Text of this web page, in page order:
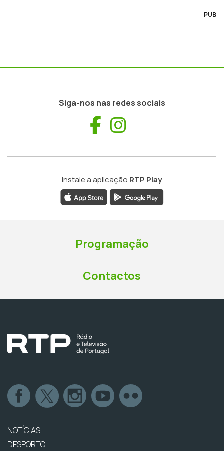
PUB
Siga-nos nas redes sociais
Facebook
Instale a aplicação RTP Play
Programação
Contactos
NOTÍCIAS
DESPORTO